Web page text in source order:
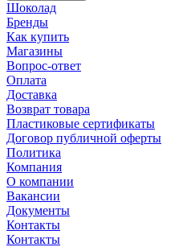
Шоколад
Бренды
Как купить
Магазины
Вопрос-ответ
Оплата
Доставка
Возврат товара
Пластиковые сертификаты
Договор публичной оферты
Политика
Компания
О компании
Вакансии
Документы
Контакты
Контакты